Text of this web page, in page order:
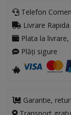
Telefon
Livrare
Plata la
Plăți sigure
Garantie,
Transport